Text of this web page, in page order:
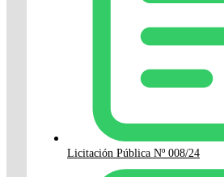
Licitación Pública Nº 008/24